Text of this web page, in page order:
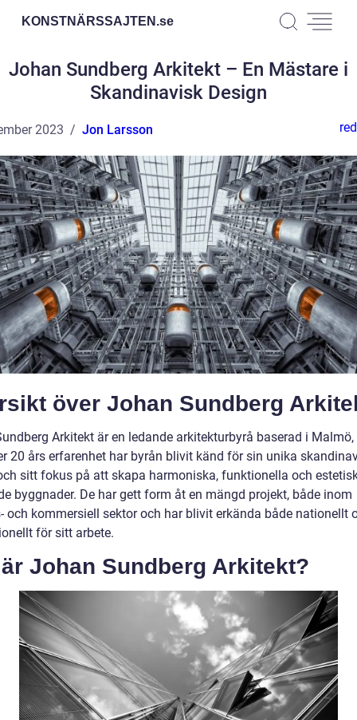
KONSTNÄRSSAJTEN.se
Johan Sundberg Arkitekt – En Mästare i
Skandinavisk Design
2023 Jon Larsson
över Johan Sundberg
Arkitekt är en ledande arkitekturbyrå baserad i Malmö,
20 års erfarenhet har byrån blivit känd för sin unika
sitt fokus på att skapa harmoniska, funktionella och
byggnader. De har gett form åt en mängd projekt, både inom
och kommersiell sektor och har blivit erkända både nationellt
för sitt arbete.
Johan Sundberg Arkitekt?